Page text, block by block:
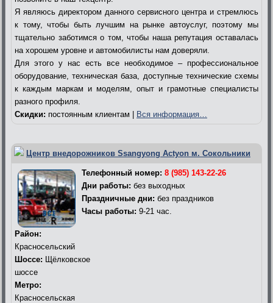
Я являюсь директором данного сервисного центра и стремлюсь
к тому, чтобы быть лучшим на рынке автоуслуг, поэтому мы
тщательно заботимся о том, чтобы наша репутация оставалась
на хорошем уровне и автомобилисты нам доверяли.
Для этого у нас есть все необходимое – профессиональное
оборудование, техническая база, доступные технические схемы
к каждым маркам и моделям, опыт и грамотные специалисты
разного профиля.
Скидки: постоянным клиентам | Вся информация…
Центр внедорожников Ssangyong Actyon м. Сокольники
Телефонный номер: 8 (985) 143-22-26
Дни работы: без выходных
Праздничные дни: без праздников
Часы работы: 9-21 час.
Район:
Красносельский
Шоссе: Щёлковское
шоссе
Метро:
Красносельская